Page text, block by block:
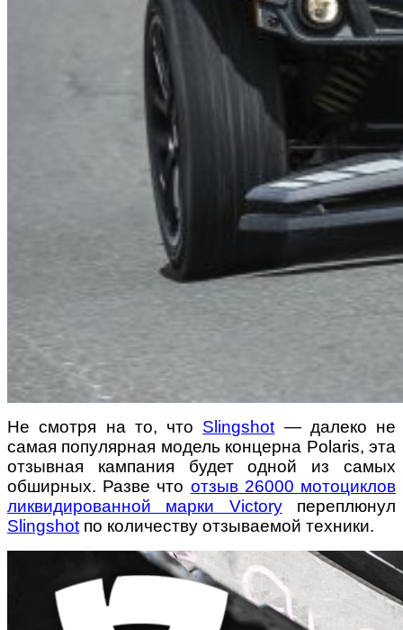
Не смотря на то, что Slingshot — далеко не
самая популярная модель концерна Polaris, эта
отзывная кампания будет одной из самых
обширных. Разве что отзыв 26000 мотоциклов
ликвидированной марки Victoryпереплюнул
Slingshot по количеству отзываемой техники.